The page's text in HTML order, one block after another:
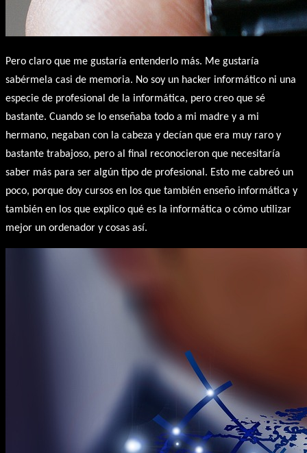
Pero claro que me gustaría entenderlo más. Me gustaría
sabérmela casi de memoria. No soy un hacker informático ni una
especie de profesional de la informática, pero creo que sé
bastante. Cuando se lo enseñaba todo a mi madre y a mi
hermano, negaban con la cabeza y decían que era muy raro y
bastante trabajoso, pero al final reconocieron que necesitaría
saber más para ser algún tipo de profesional. Esto me cabreó un
poco, porque doy cursos en los que también enseño informática y
también en los que explico qué es la informática o cómo utilizar
mejor un ordenador y cosas así.